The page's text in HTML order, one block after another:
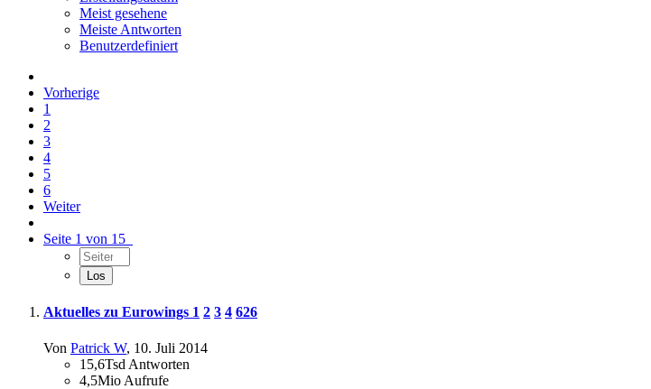
Meist gesehene
Meiste Antworten
Benutzerdefiniert
Vorherige
1
2
3
4
5
6
Weiter
Seite 1 von 15
Aktuelles zu Eurowings 1 2 3 4 626
Von Patrick W, 10. Juli 2014
15,6Tsd Antworten
4,5Mio Aufrufe